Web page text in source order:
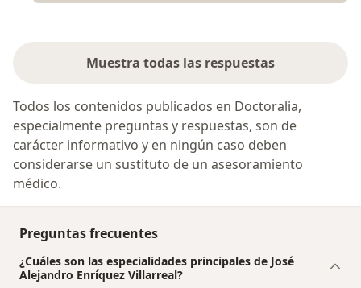
Muestra todas las respuestas
Todos los contenidos publicados en Doctoralia,
especialmente preguntas y respuestas, son de
carácter informativo y en ningún caso deben
considerarse un sustituto de un asesoramiento
médico.
Preguntas frecuentes
¿Cuáles son las especialidades principales de José
Alejandro Enríquez Villarreal?